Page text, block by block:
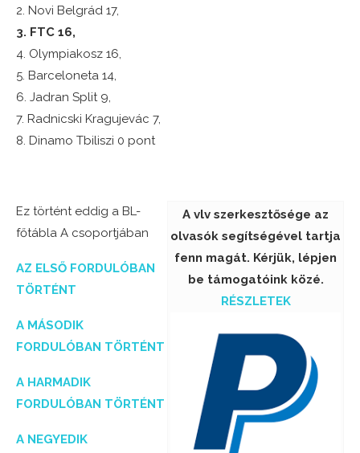
2. Novi Belgrád 17,
3. FTC 16,
4. Olympiakosz 16,
5. Barceloneta 14,
6. Jadran Split 9,
7. Radnicski Kragujevác 7,
8. Dinamo Tbiliszi 0 pont
A vlv szerkesztősége az
olvasók segítségével tartja
fenn magát. Kérjük, lépjen
be támogatóink közé.
RÉSZLETEK
Ez történt eddig a BL-
főtábla A csoportjában
AZ ELSŐ FORDULÓBAN
TÖRTÉNT
A MÁSODIK
FORDULÓBAN TÖRTÉNT
A HARMADIK
FORDULÓBAN TÖRTÉNT
A NEGYEDIK